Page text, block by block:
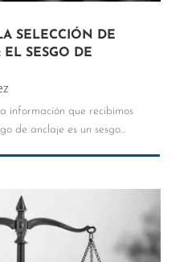
SELECCIÓN DE
SESGO DE
información que recibimos
de anclaje es un sesgo...